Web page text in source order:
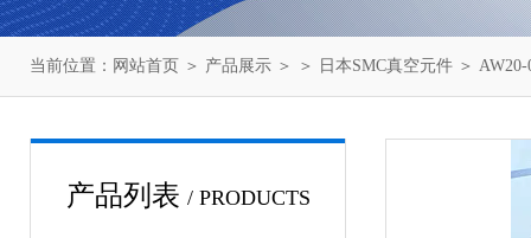
当前位置： 网站首页 ＞ 产品展示 ＞ ＞ 日本SMC真空元件 ＞
产品列表 / PRODUCTS